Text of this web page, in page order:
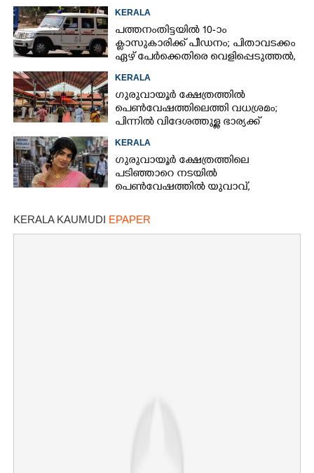
KERALA
പത്തനംതിട്ടയിൽ 10-ാം
ക്ലാസുകാരിക്ക് പീഡനം; പിതാവടക്കം
ഏഴ് പേർക്കെതിരെ വെളിപ്പെടുത്തൽ,
KERALA
ഗുരുവായൂർ ക്ഷേത്രത്തിൽ
പെൺവേഷത്തിലെത്തി വധശ്രമം;
പിന്നിൽ വിദേശത്തുള്ള ഭാര്യക്ക്
KERALA
ഗുരുവായൂർ ക്ഷേത്രത്തിലെ
പടിഞ്ഞാറെ നടയിൽ
പെൺവേഷത്തിൽ യുവാവ്,​
തെളിഞ്ഞത് വൻഗൂഢാലോചന
KERALA KAUMUDI EPAPER